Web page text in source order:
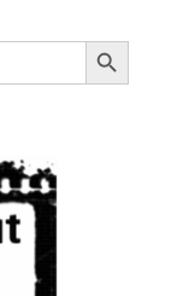
Search Button